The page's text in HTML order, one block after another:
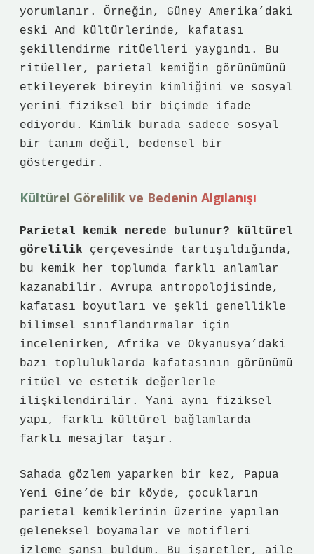
yorumlanır. Örneğin, Güney Amerika’daki
eski And kültürlerinde, kafatası
şekillendirme ritüelleri yaygındı. Bu
ritüeller, parietal kemiğin görünümünü
etkileyerek bireyin kimliğini ve sosyal
yerini fiziksel bir biçimde ifade
ediyordu. Kimlik burada sadece sosyal
bir tanım değil, bedensel bir
göstergedir.
Kültürel Görelilik ve Bedenin Algılanışı
Parietal kemik nerede bulunur? kültürel
görelilik çerçevesinde tartışıldığında,
bu kemik her toplumda farklı anlamlar
kazanabilir. Avrupa antropolojisinde,
kafatası boyutları ve şekli genellikle
bilimsel sınıflandırmalar için
incelenirken, Afrika ve Okyanusya’daki
bazı topluluklarda kafatasının görünümü
ritüel ve estetik değerlerle
ilişkilendirilir. Yani aynı fiziksel
yapı, farklı kültürel bağlamlarda
farklı mesajlar taşır.
Sahada gözlem yaparken bir kez, Papua
Yeni Gine’de bir köyde, çocukların
parietal kemiklerinin üzerine yapılan
geleneksel boyamalar ve motifleri
izleme şansı buldum. Bu işaretler, aile